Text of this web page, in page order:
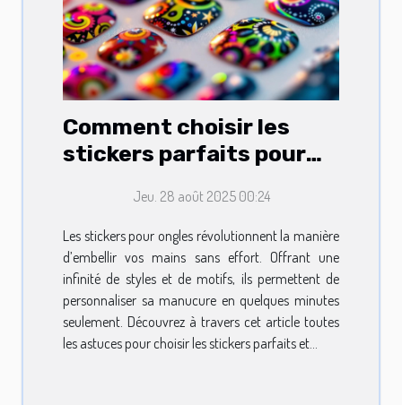
Comment choisir les
stickers parfaits pour
Jeu. 28 août 2025 00:24
Les stickers pour ongles révolutionnent la manière
d’embellir vos mains sans effort. Offrant une
infinité de styles et de motifs, ils permettent de
personnaliser sa manucure en quelques minutes
seulement. Découvrez à travers cet article toutes
les astuces pour choisir les stickers parfaits et...